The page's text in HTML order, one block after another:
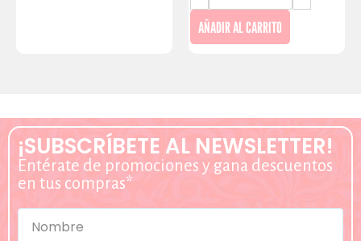
AÑADIR AL CARRITO
¡SUBSCRÍBETE AL NEWSLETTER!
Entérate de promociones y gana descuentos
en tus compras*